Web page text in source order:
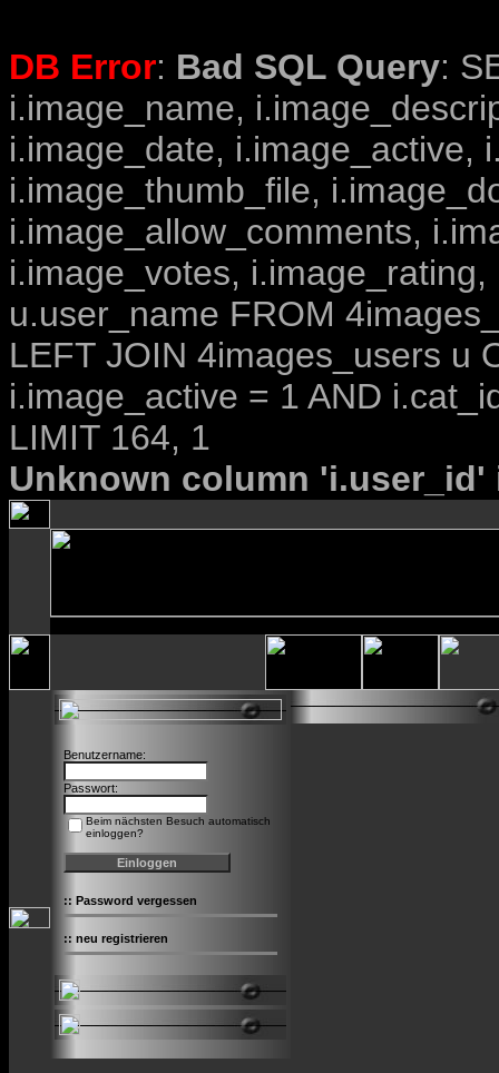
DB Error: Bad SQL Query:
i.image_name,
i.image_date, i.image_active,
i.image_thumb_file,
i.image_allow_comments,
i.image_votes,
u.user_name FROM
LEFT JOIN 4images_users u
i.image_active = 1 AND
LIMIT 164, 1
Unknown column
Benutzername:
Passwort:
Beim nächsten Besuch automatisch
einloggen?
:: Password vergessen
:: neu registrieren